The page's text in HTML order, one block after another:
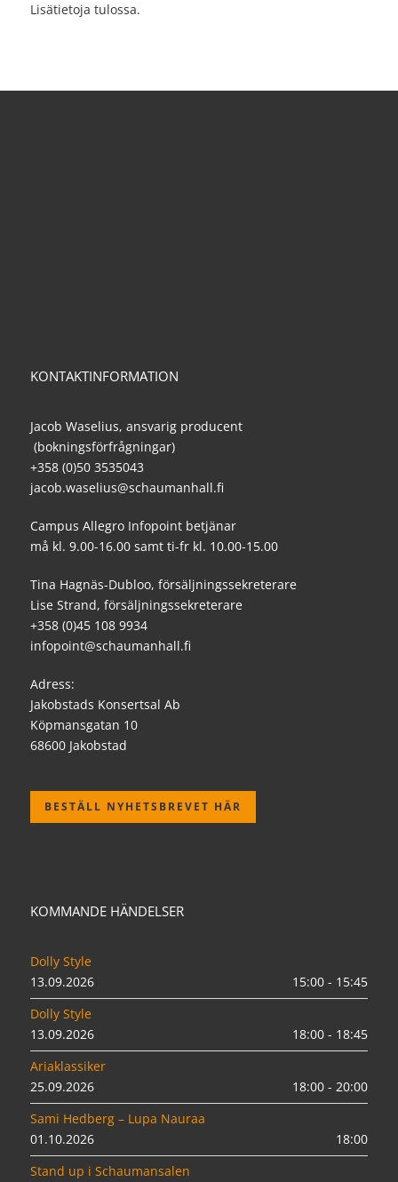
Lisätietoja tulossa.
KONTAKTINFORMATION
Jacob Waselius, ansvarig producent
(bokningsförfrågningar)
+358 (0)50 3535043
jacob.waselius@schaumanhall.fi
Campus Allegro Infopoint betjänar
må kl. 9.00-16.00 samt ti-fr kl. 10.00-15.00
Tina Hagnäs-Dubloo, försäljningssekreterare
Lise Strand, försäljningssekreterare
+358 (0)45 108 9934
infopoint@schaumanhall.fi
Adress:
Jakobstads Konsertsal Ab
Köpmansgatan 10
68600 Jakobstad
BESTÄLL NYHETSBREVET HÄR
KOMMANDE HÄNDELSER
Dolly Style
13.09.2026
15:00 - 15:45
Dolly Style
13.09.2026
18:00 - 18:45
Ariaklassiker
25.09.2026
18:00 - 20:00
Sami Hedberg – Lupa Nauraa
01.10.2026
18:00
Stand up i Schaumansalen